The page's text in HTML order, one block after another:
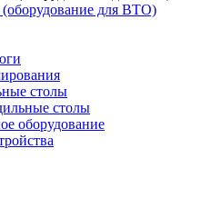
(оборудование для ВТО)
столы
столы
оборудование